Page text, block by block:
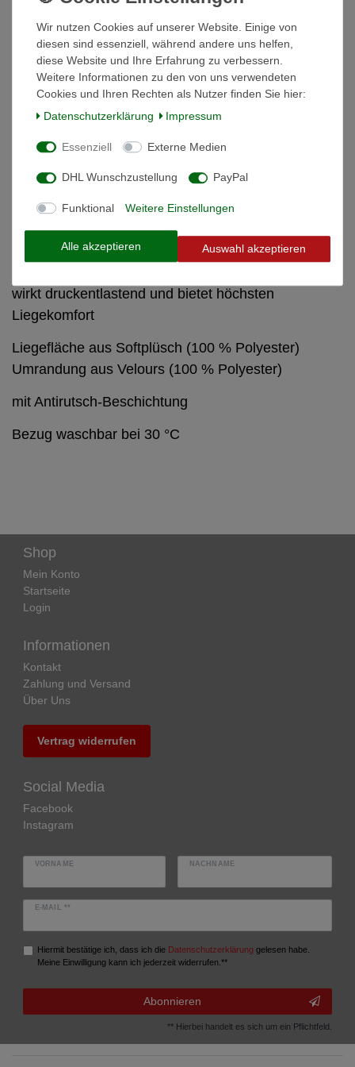
Informationen zur Produktsicherheit
Memory-Foam Matratze 50x80cm
beige/anthrazit Hundematratze
optimale Anpassung an die Liegeposition durch 100
ideal für Hunde jeder Art und Größe 
entlastet die Wirbelsäule und die Gelenke 
wirkt druckentlastend und bietet höchsten
Liegekomfort 
Liegefläche aus Softplüsch (100 % Polyester) 
Umrandung aus Velours (100 % Polyester) 
mit Antirutsch-Beschichtung 
Bezug waschbar bei 30 °C
Shop
Mein Konto
Startseite
Login
Informationen
Kontakt
Zahlung und Versand
Über Uns
Vertrag widerrufen
Social Media
Facebook
Instagram
VORNAME NACHNAME
E-MAIL **
Hiermit bestätige ich, dass ich die Daten­schutz­erklärung gelesen habe.
Meine Einwilligung kann ich jederzeit widerrufen.**
Abonnieren
** Hierbei handelt es sich um ein Pflichtfeld.
Wir nutzen Cookies auf unserer Website. Einige von
diesen sind essenziell, während andere uns helfen,
diese Website und Ihre Erfahrung zu verbessern.
Weitere Informationen zu den von uns verwendeten
Cookies und Ihren Rechten als Nutzer finden Sie hier:
Daten­schutz­erklärung
Impressum
Essenziell Externe Medien
DHL Wunschzustellung PayPal
Funktional Weitere Einstellungen
Alle akzeptieren Auswahl akzeptieren